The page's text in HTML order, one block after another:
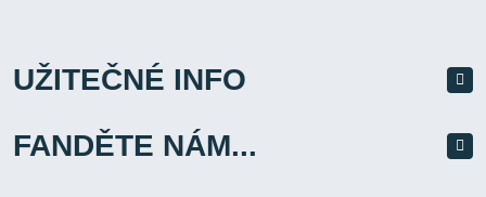
UŽITEČNÉ INFO
FANDĚTE NÁM...